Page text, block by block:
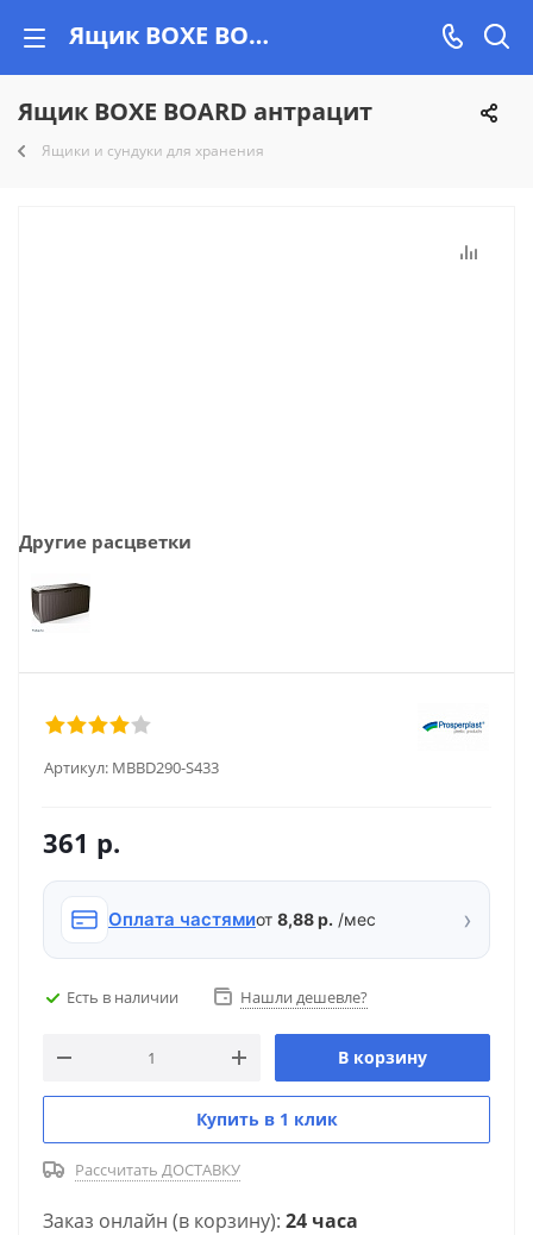
Ящик BOXE BOARD антрацит купить недорого на Vishop.by, рассрочка!
Ящик BOXE BOARD антрацит
Ящики и сундуки для хранения
Другие расцветки
Артикул: MBBD290-S433
361 р.
Оплата частямиот 8,88 р. /мес ›
Есть в наличии Нашли дешевле?
В корзину
Купить в 1 клик
Рассчитать ДОСТАВКУ
Заказ онлайн (в корзину): 24 часа